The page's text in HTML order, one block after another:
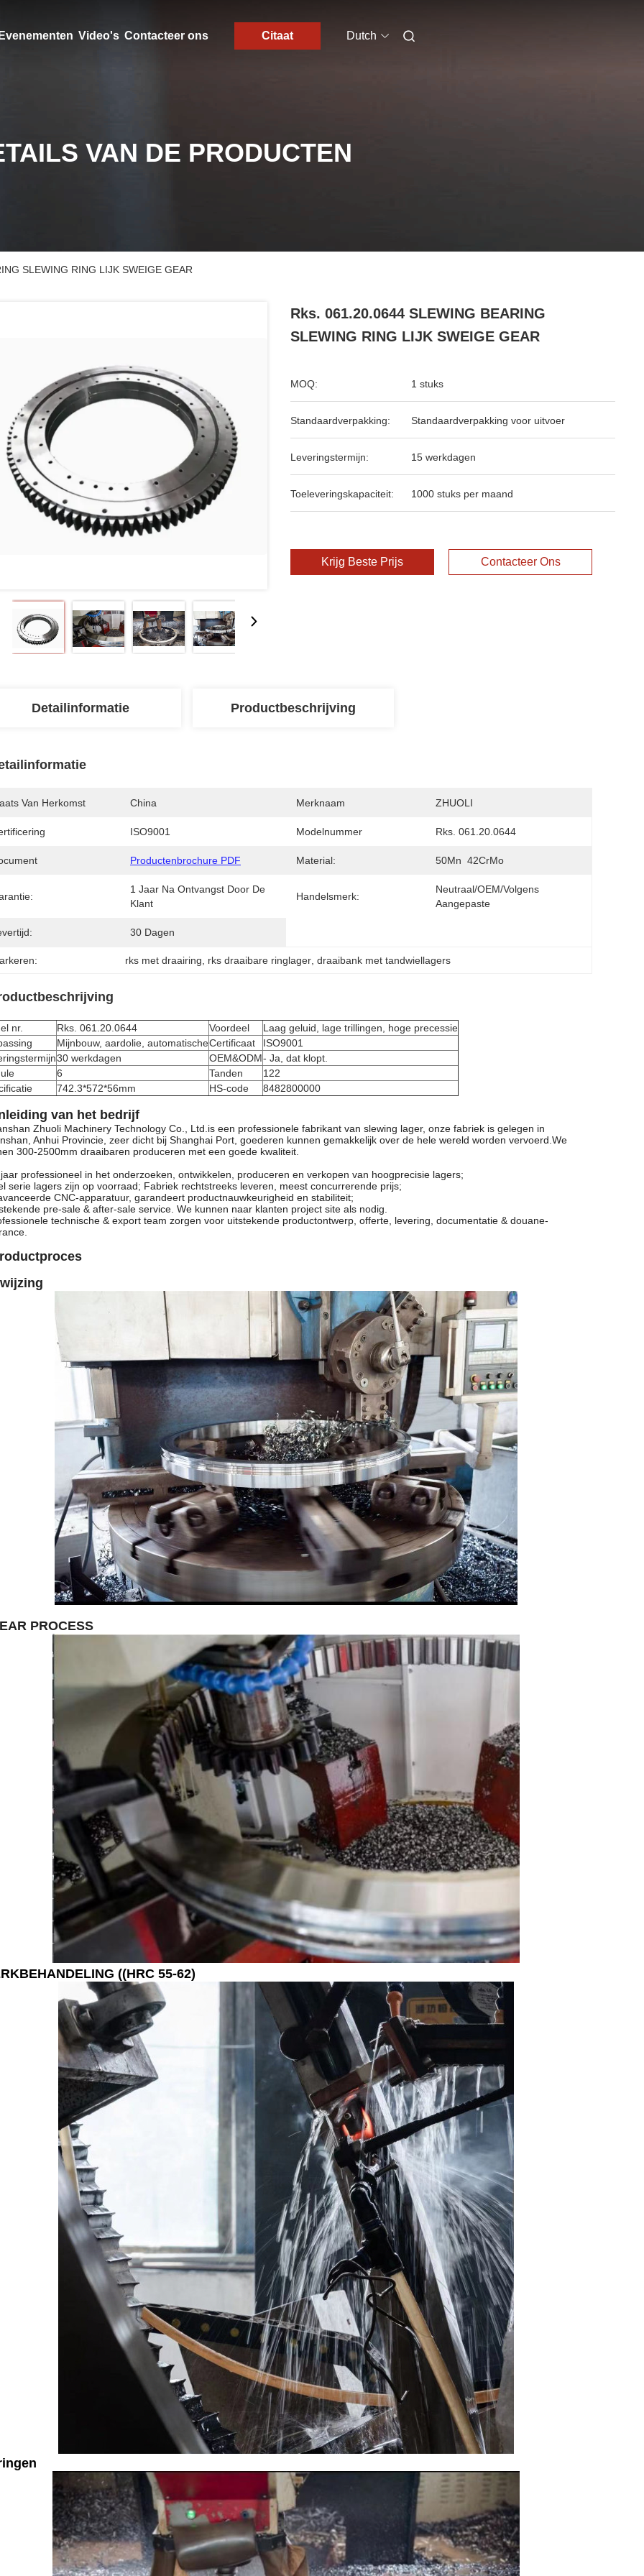
Video's Contacteer ons Citaat Dutch
VAN DE PRODUCTEN
SLEWING RING LIJK SWEIGE GEAR
Rks. 061.20.0644 SLEWING BEARING
SLEWING RING LIJK SWEIGE GEAR
MOQ: 1 stuks
Standaardverpakking: Standaardverpakking voor uitvoer
Leveringstermijn: 15 werkdagen
Toeleveringskapaciteit: 1000 stuks per maand
Krijg Beste Prijs Contacteer Ons
Detailinformatie Productbeschrijving
Van Herkomst China Merknaam ZHUOLI
ISO9001 Modelnummer Rks. 061.20.0644
Productenbrochure PDF Material: 50Mn  42CrMo
1 Jaar Na Ontvangst Door De
Klant
Handelsmerk:
Neutraal/OEM/Volgens
Aangepaste
30 Dagen
rks met draairing rks draaibare ringlager , draaibank met tandwiellagers
nr. Rks. 061.20.0644 Voordeel
Laag geluid, lage trillingen, hoge precessie
Mijnbouw, aardolie, automatischeCertificaat
ISO9001
30 werkdagen OEM&ODM- Ja, dat klopt.
6 Tanden
122
742.3*572*56mm HS-code 8482800000
van het bedrijf
Zhuoli Machinery Technology Co., Ltd. is een professionele fabrikant van slewing lager, onze fabriek is gelegen in
Anhui Provincie, zeer dicht bij Shanghai Port, goederen kunnen gemakkelijk over de hele wereld worden vervoerd.We
300-2500mm draaibaren produceren met een goede kwaliteit.
professioneel in het onderzoeken, ontwikkelen, produceren en verkopen van hoogprecisie lagers;
serie lagers zijn op voorraad; Fabriek rechtstreeks leveren, meest concurrerende prijs;
CNC-apparatuur, garandeert productnauwkeurigheid en stabiliteit;
pre-sale & after-sale service. We kunnen naar klanten project site als nodig.
technische & export team zorgen voor uitstekende productontwerp, offerte, levering, documentatie & douane-
PROCESS
((HRC 55-62)